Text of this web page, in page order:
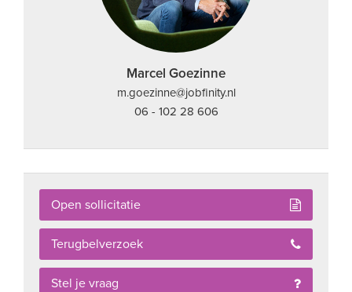
Marcel Goezinne
m.goezinne@jobfinity.nl
06 - 102 28 606
Open sollicitatie
Terugbelverzoek
Stel je vraag